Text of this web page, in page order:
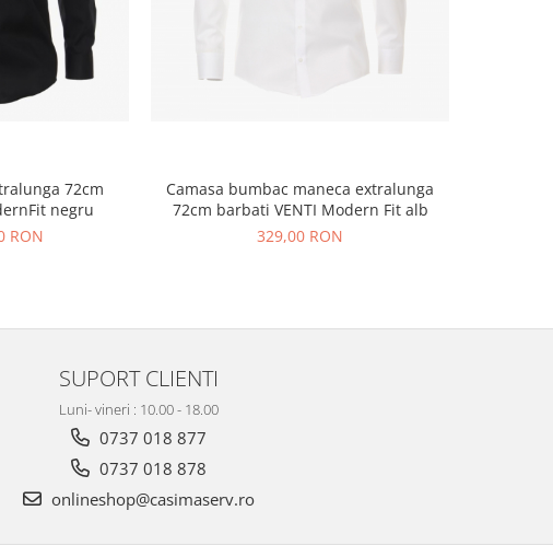
72cm
negru
RON
Camasa bumbac maneca extralunga
72cm barbati VENTI Modern Fit alb
329,00 RON
SUPORT CLIENTI
Luni- vineri : 10.00 - 18.00
0737 018 877
0737 018 878
onlineshop@casimaserv.ro